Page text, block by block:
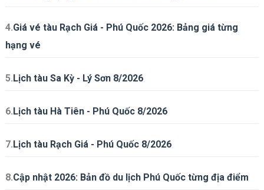
4.Giá vé tàu Rạch Giá - Phú Quốc 2026: Bảng giá từng
hạng vé
5.Lịch tàu Sa Kỳ - Lý Sơn 8/2026
6.Lịch tàu Hà Tiên - Phú Quốc 8/2026
7.Lịch tàu Rạch Giá - Phú Quốc 8/2026
8.Cập nhật 2026: Bản đồ du lịch Phú Quốc từng địa điểm